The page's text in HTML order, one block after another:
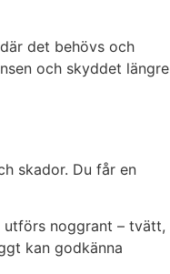
det behövs och
och skyddet längre
skador. Du får en
noggrant – tvätt,
kan godkänna